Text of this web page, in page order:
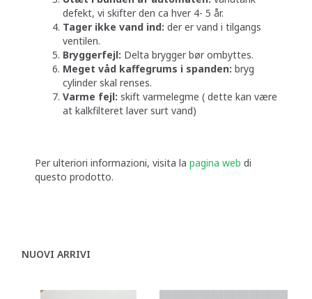
defekt, vi skifter den ca hver 4- 5 år.
Tager ikke vand ind: der er vand i tilgangs
ventilen.
Bryggerfejl: Delta brygger bør ombyttes.
Meget våd kaffegrums i spanden: bryg
cylinder skal renses.
Varme fejl: skift varmelegme ( dette kan være
at kalkfilteret laver surt vand)
Per ulteriori informazioni, visita la pagina web di
questo prodotto.
NUOVI ARRIVI